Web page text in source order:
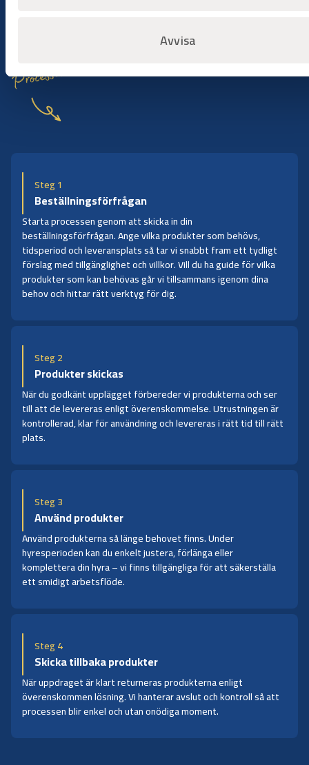
Avvisa
Processen
Steg 1
Beställningsförfrågan
Starta processen genom att skicka in din
beställningsförfrågan. Ange vilka produkter som behövs,
tidsperiod och leveransplats så tar vi snabbt fram ett tydligt
förslag med tillgänglighet och villkor. Vill du ha guide för vilka
produkter som kan behövas går vi tillsammans igenom dina
behov och hittar rätt verktyg för dig.
Steg 2
Produkter skickas
När du godkänt upplägget förbereder vi produkterna och ser
till att de levereras enligt överenskommelse. Utrustningen är
kontrollerad, klar för användning och levereras i rätt tid till rätt
plats.
Steg 3
Använd produkter
Använd produkterna så länge behovet finns. Under
hyresperioden kan du enkelt justera, förlänga eller
komplettera din hyra – vi finns tillgängliga för att säkerställa
ett smidigt arbetsflöde.
Steg 4
Skicka tillbaka produkter
När uppdraget är klart returneras produkterna enligt
överenskommen lösning. Vi hanterar avslut och kontroll så att
processen blir enkel och utan onödiga moment.